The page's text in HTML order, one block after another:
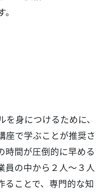
身につけるために、
座で学ぶことが推奨さ
時間が圧倒的に早める
員の中から２人〜３人
ることで、専門的な知